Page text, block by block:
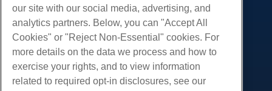
Produkte
Web-Hosting
Business Hosting
Reseller Hosting
White Label Reseller
Verwaltete Linux. VPS
Dienstleistungen
Website-Migrationen
Gemeinschaft
Produktdokumentation
Unternehmen
our site with our social media, advertising, and
analytics partners. Below, you can "Accept All
Cookies" or "Reject Non-Essential" cookies. For
more details on the data we process and how to
exercise your rights, and to view information
related to required opt-in disclosures, see our